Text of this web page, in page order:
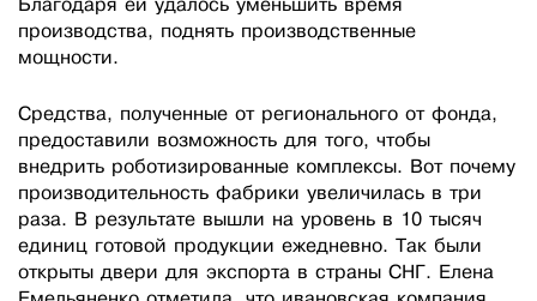
Благодаря ей удалось уменьшить время
производства, поднять производственные
мощности.
Средства, полученные от регионального от фонда,
предоставили возможность для того, чтобы
внедрить роботизированные комплексы. Вот почему
производительность фабрики увеличилась в три
раза. В результате вышли на уровень в 10 тысяч
единиц готовой продукции ежедневно. Так были
открыты двери для экспорта в страны СНГ. Елена